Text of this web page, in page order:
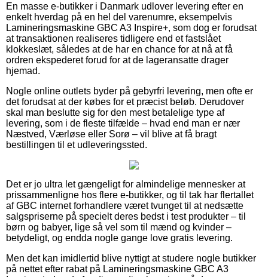
En masse e-butikker i Danmark udlover levering efter en
enkelt hverdag på en hel del varenumre, eksempelvis
Lamineringsmaskine GBC A3 Inspire+, som dog er forudsat
at transaktionen realiseres tidligere end et fastslået
klokkeslæt, således at de har en chance for at nå at få
ordren ekspederet forud for at de lageransatte drager
hjemad.
Nogle online outlets byder på gebyrfri levering, men ofte er
det forudsat at der købes for et præcist beløb. Derudover
skal man beslutte sig for den mest betalelige type af
levering, som i de fleste tilfælde – hvad end man er nær
Næstved, Værløse eller Sorø – vil blive at få bragt
bestillingen til et udleveringssted.
Det er jo ultra let gængeligt for almindelige mennesker at
prissammenligne hos flere e-butikker, og til tak har flertallet
af GBC internet forhandlere været tvunget til at nedsætte
salgspriserne på specielt deres bedst i test produkter – til
børn og babyer, lige så vel som til mænd og kvinder –
betydeligt, og endda nogle gange love gratis levering.
Men det kan imidlertid blive nyttigt at studere nogle butikker
på nettet efter rabat på Lamineringsmaskine GBC A3